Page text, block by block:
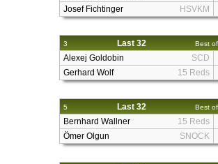
Josef Fichtinger
HSVKM
3 Last 32 Best
Alexej Goldobin
SCD
Gerhard Wolf
15 Reds
5 Last 32 Best
Bernhard Wallner
15 Reds
Ömer Olgun
SNOCK